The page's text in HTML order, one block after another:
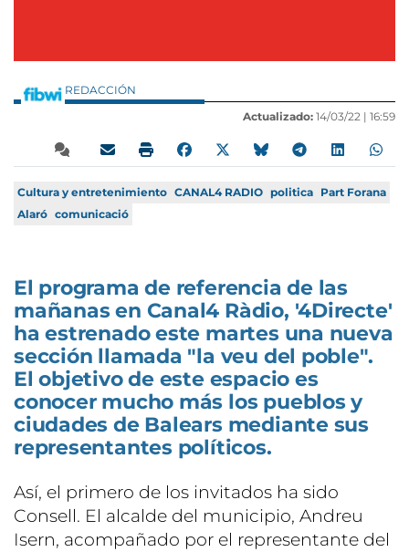
REDACCIÓN
Actualizado: 14/03/22 | 16:59
Cultura y entretenimiento CANAL4 RADIO politica Part Forana
Alaró comunicació
El programa de referencia de las
mañanas en Canal4 Ràdio, '4Directe'
ha estrenado este martes una nueva
sección llamada "la veu del poble".
El objetivo de este espacio es
conocer mucho más los pueblos y
ciudades de Balears mediante sus
representantes políticos.
Así, el primero de los invitados ha sido
Consell. El alcalde del municipio, Andreu
Isern, acompañado por el representante del